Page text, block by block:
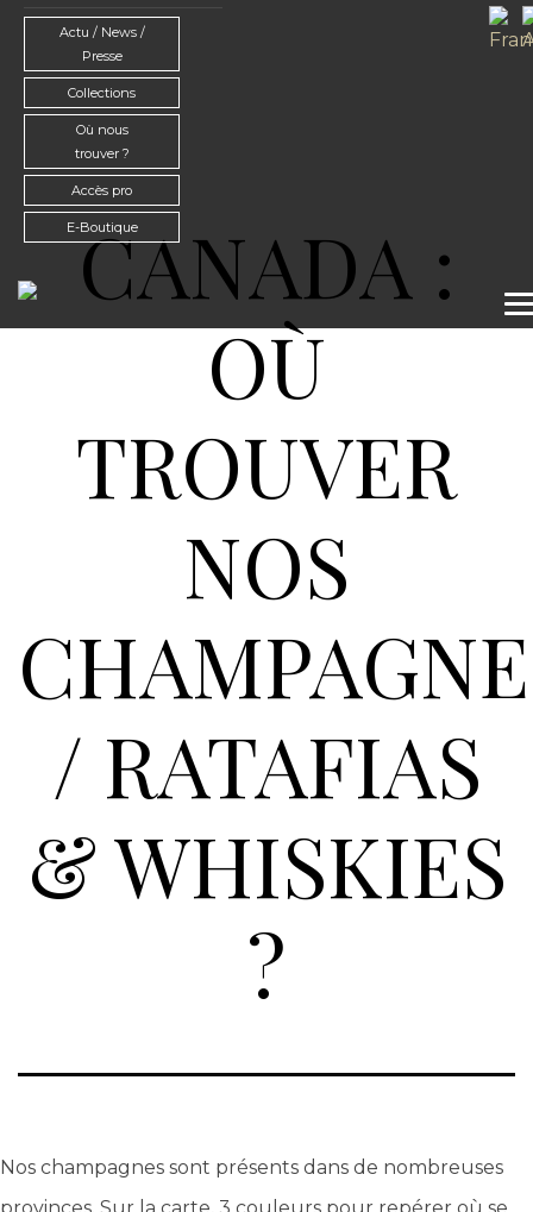
Actu / News /
Presse
Collections
Où nous
trouver ?
Accès pro
E-Boutique
CANADA :
OÙ
TROUVER
NOS
/ RATAFIAS
& WHISKIES
?
Nos champagnes sont présents dans de nombreuses